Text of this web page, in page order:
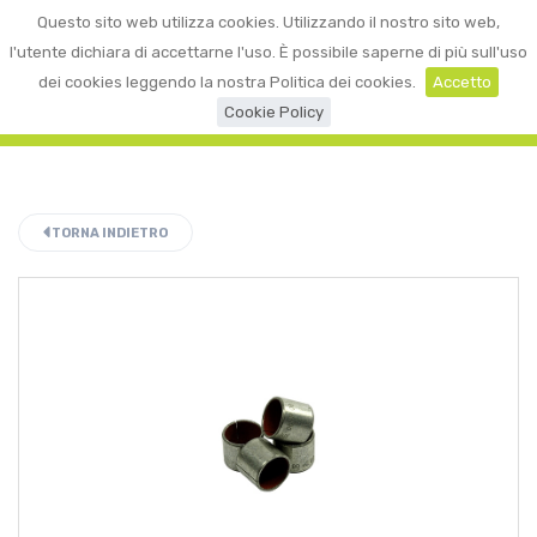
Questo sito web utilizza cookies. Utilizzando il nostro sito web,
l'utente dichiara di accettarne l'uso. È possibile saperne di più sull'uso
dei cookies leggendo la nostra Politica dei cookies.
Accetto
Cookie Policy
☰ 0
TORNA INDIETRO